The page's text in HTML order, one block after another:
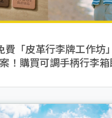
費「皮革行李牌工作坊
！購買可調手柄行李